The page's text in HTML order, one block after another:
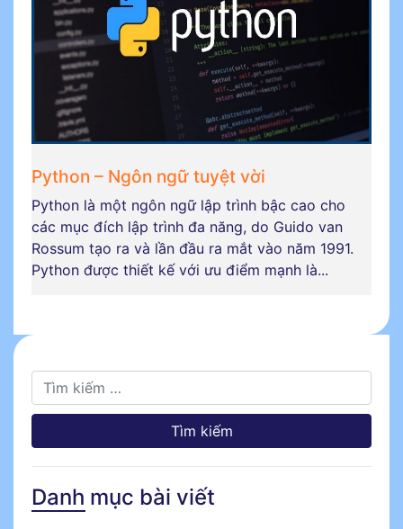
Python – Ngôn ngữ tuyệt vời
Python là một ngôn ngữ lập trình bậc cao cho
các mục đích lập trình đa năng, do Guido van
Rossum tạo ra và lần đầu ra mắt vào năm 1991.
Python được thiết kế với ưu điểm mạnh là...
Tìm kiếm cho:
Danh mục bài viết